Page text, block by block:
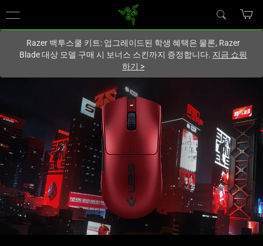
사이트에 있습니다.
Razer 백투스쿨 키트: 업그레이드된 학생 혜택은 물론, Razer
Blade 대상 모델 구매 시 보너스 스킨까지 증정합니다. 지금 쇼핑
하기 >
Viper
V3
Pro
Sentinels
Edition